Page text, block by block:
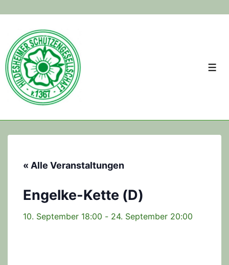
Main
Content
« Alle Veranstaltungen
Engelke-Kette (D)
10. September 18:00 - 24. September 20:00